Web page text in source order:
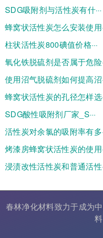
SDG吸附剂与活性炭有什···
蜂窝状活性炭怎么安装使用
柱状活性炭800碘值价格···
氧化铁脱硫剂是否属于危险
使用沼气脱硫剂如何提高沼
蜂窝状活性炭的孔径怎样选
SDG酸性吸附剂厂家_S···
活性炭对余氯的吸附率有多
烤漆房蜂窝状活性炭的使用
浸渍改性活性炭和普通活性
春林净化材料致力于成为
料